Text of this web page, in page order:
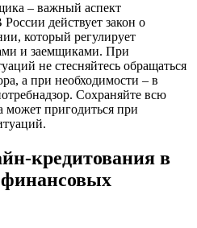
– важный аспект
действует закон о
который регулирует
и заемщиками. При
не стесняйтесь обращаться
а при необходимости – в
Сохраняйте всю
может пригодиться при
кредитования в